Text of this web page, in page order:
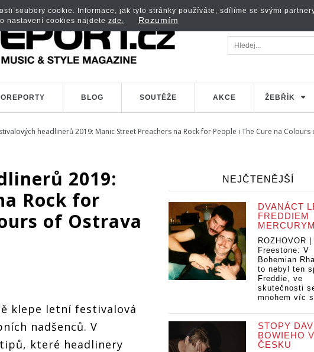
BLOG SOUTĚŽE AKCE ŽEBŘÍK
headlinerů 2019: Manic Street Preachers na Rock for People i The Cure na Colours
2019:
Rock for
of Ostrava
klepe letní festivalová
nadšenců. V
které headlinery
NEJČTENĚJŠÍ
DVANÁCT
FREDDIEM
MERCURYM
ROZHOVOR
Freestone: V
Bohemian
to nebyl ten
Freddie, ve
skutečnosti
mnohem víc
STOPY
BOWIEHO V
ČESKU
soubory cookie. Informace, jak tyto stránky používáte, sdílíme se svými
nastavení cookies najdete zde. Rozumím